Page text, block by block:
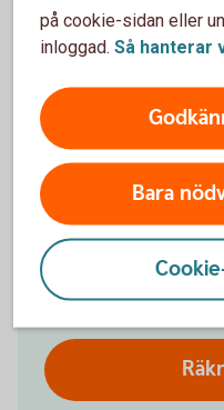
Räkna ut
Räkna ut ditt
räknaren. Den
Swedbank och
IBAN tillsammans
Kontonummer
på cookie-sidan eller
inloggad. Så hanterar
Bara